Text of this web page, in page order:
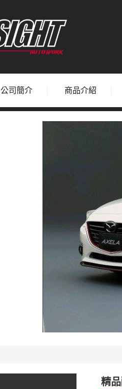
公司簡介 商品介紹
精